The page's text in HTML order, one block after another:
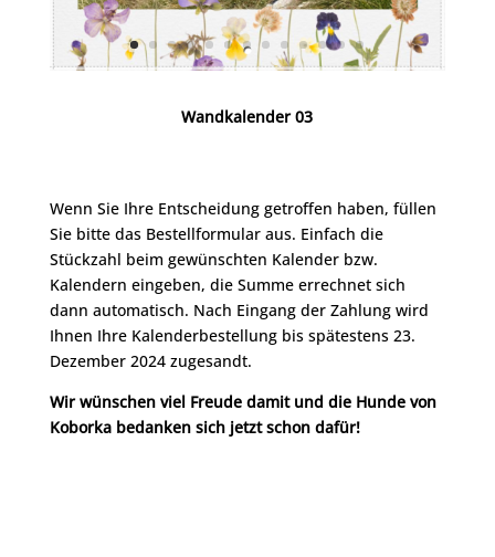
Wandkalender 03
Wenn Sie Ihre Entscheidung getroffen haben, füllen
Sie bitte das Bestellformular aus. Einfach die
Stückzahl beim gewünschten Kalender bzw.
Kalendern eingeben, die Summe errechnet sich
dann automatisch. Nach Eingang der Zahlung wird
Ihnen Ihre Kalenderbestellung bis spätestens 23.
Dezember 2024 zugesandt.
Wir wünschen viel Freude damit und die Hunde von
Koborka bedanken sich jetzt schon dafür!